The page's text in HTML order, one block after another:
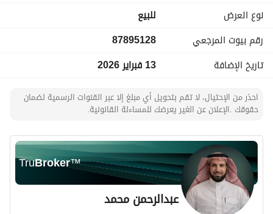
نوع العرض
للبيع
رقم بيوت المرجعي
87895128
تاريخ الإضافة
13 فبراير 2026
احذر من الإحتيال، لا تقم بتحويل أي مبلغ إلا عبر القنوات الرسمية لضمان
حقوقك .الإعلان عن الغير يعرضك للمساءلة القانونية.
TruBroker™
عبدالرحمن محمد